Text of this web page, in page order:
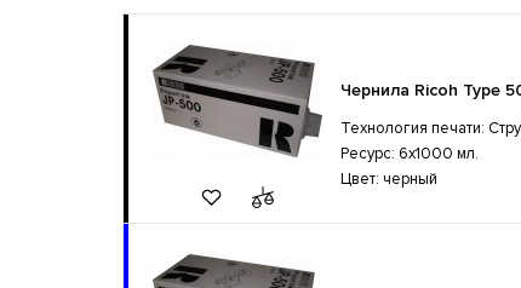
Чернила Ricoh Type
Технология печати:
Ресурс: 6x1000 мл.
Цвет: черный